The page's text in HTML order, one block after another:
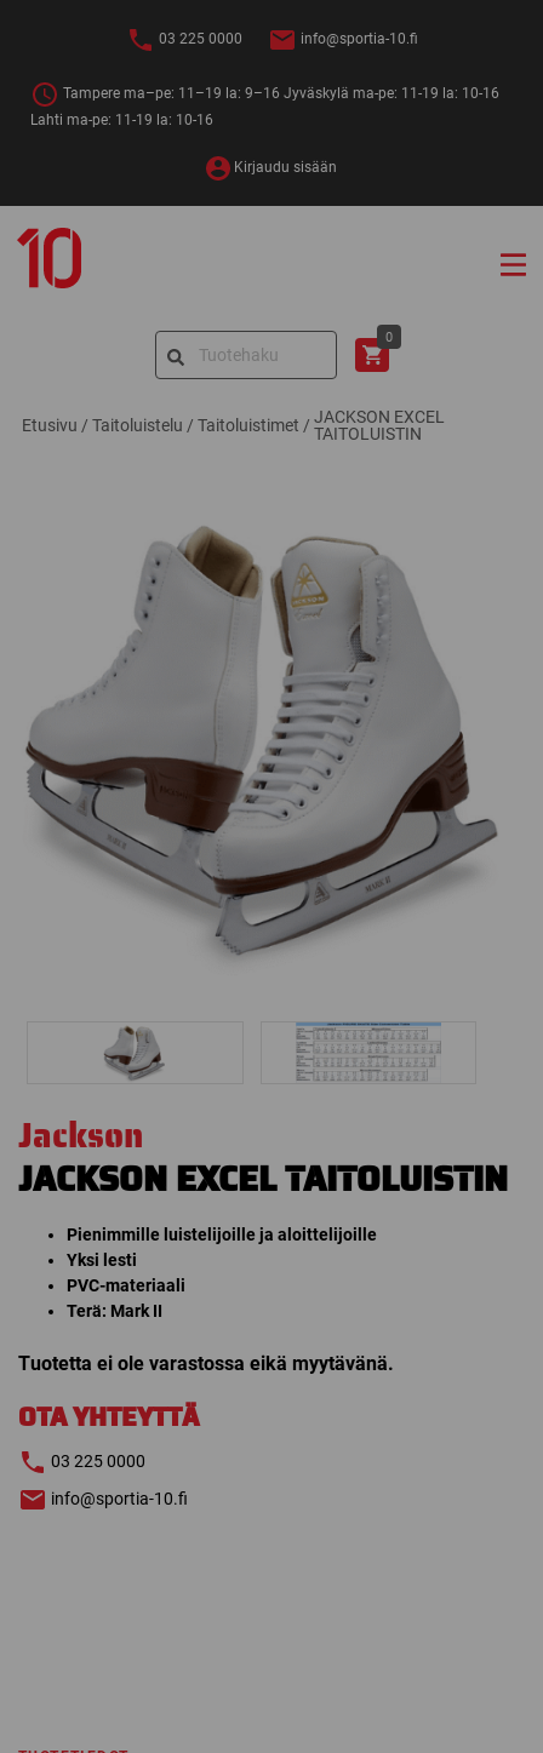
03 225 0000 info@sportia-10.fi
Tampere ma–pe: 11–19 la: 9–16 Jyväskylä ma-pe: 11-19 la: 10-16
Lahti ma-pe: 11-19 la: 10-16
Kirjaudu sisään
10
Search
0
Etusivu / Taitoluistelu / Taitoluistimet / JACKSON EXCEL
TAITOLUISTIN
Jackson
JACKSON EXCEL TAITOLUISTIN
Pienimmille luistelijoille ja aloittelijoille
Yksi lesti
PVC-materiaali
Terä: Mark II
Tuotetta ei ole varastossa eikä myytävänä.
OTA YHTEYTTÄ
03 225 0000
info@sportia-10.fi